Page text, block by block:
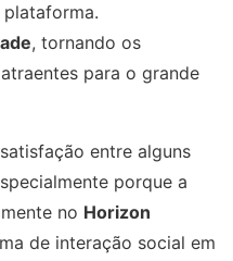
, tornando os
para o grande
entre alguns
porque a
no Horizon
de interação social em